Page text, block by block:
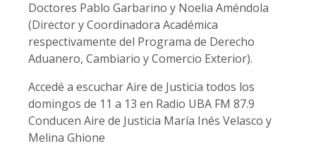
Doctores Pablo Garbarino y Noelia Améndola
(Director y Coordinadora Académica
respectivamente del Programa de Derecho
Aduanero, Cambiario y Comercio Exterior).
Accedé a escuchar Aire de Justicia todos los
domingos de 11 a 13 en Radio UBA FM 87.9
Conducen Aire de Justicia María Inés Velasco y
Melina Ghione